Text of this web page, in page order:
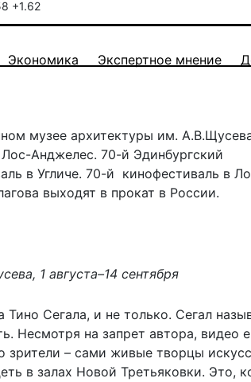
+1.62
Экономика Экспертное мнение
музее архитектуры им.
Анджелес. 70-й Эдинбургский
в Угличе. 70-й кинофестиваль в
выходят в прокат в России.
1 августа–14 сентября
Сегала, и не только. Сегал
Несмотря на запрет автора, видео
зрители – сами живые творцы
в залах Новой Третьяковки. Это,